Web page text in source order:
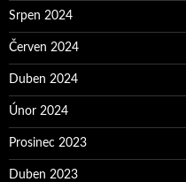
Srpen 2024
Červen 2024
Duben 2024
Únor 2024
Prosinec 2023
Duben 2023